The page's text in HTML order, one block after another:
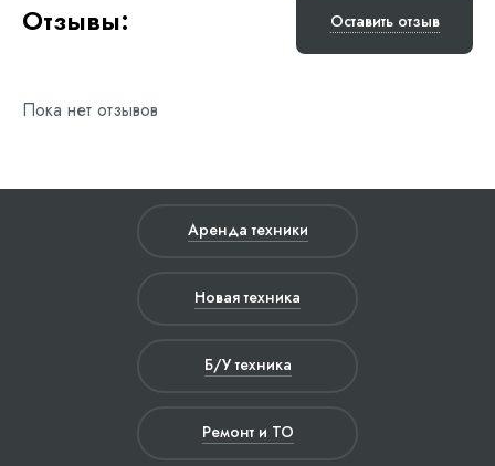
Отзывы: Оставить отзыв
Пока нет отзывов
Аренда техники
Новая техника
Б/У техника
Ремонт и ТО